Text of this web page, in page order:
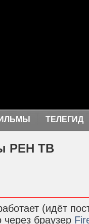
ТЕЛЕГИД
РЕН ТВ
(идёт
через браузер